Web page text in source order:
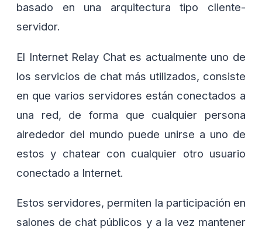
basado en una arquitectura tipo cliente-
servidor.
El Internet Relay Chat es actualmente uno de
los servicios de chat más utilizados, consiste
en que varios servidores están conectados a
una red, de forma que cualquier persona
alrededor del mundo puede unirse a uno de
estos y chatear con cualquier otro usuario
conectado a Internet.
Estos servidores, permiten la participación en
salones de chat públicos y a la vez mantener